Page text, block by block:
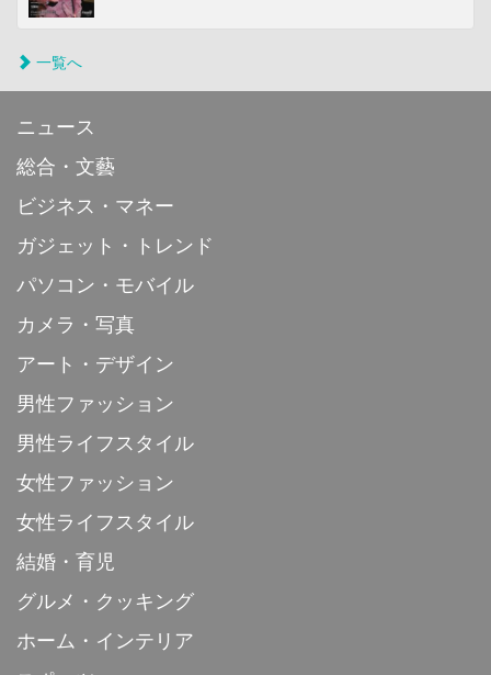
一覧へ
ニュース
総合・文藝
ビジネス・マネー
ガジェット・トレンド
パソコン・モバイル
カメラ・写真
アート・デザイン
男性ファッション
男性ライフスタイル
女性ファッション
女性ライフスタイル
結婚・育児
グルメ・クッキング
ホーム・インテリア